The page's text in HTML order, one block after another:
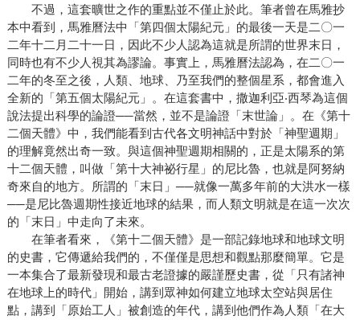
不過，這套曠世之作的重點並不僅止於此。筆者曾在馬雅抄
本中看到，馬雅曆法中「第四個太陽紀元」的最後一天是二〇一
二年十二月二十一日，因此不少人認為這就是所謂的世界末日，
同時也有不少人視其為謬論。事實上，馬雅曆法認為，在二〇一
二年的冬至之後，人類、地球、乃至我們的整個星系，都會進入
全新的「第五個太陽紀元」。在這套書中，撒迦利亞‧西琴為這個
說法提出科學的論證──當然，並不是論證「末世論」。在《第十
二個天體》中，我們能看到古代各文明神話中對於「神聖週期」
的理解竟然出奇一致。與這個神聖週期相關的，正是太陽系的第
十二個天體，叫做「第十大神祕行星」的尼比魯，也就是阿努納
奇來自的地方。所謂的「末日」──就像一萬多年前的大洪水一樣
──是尼比魯週期性接近地球的結果，而人類文明就是在這一次次
的「末日」中走向了未來。
在筆者看來，《第十二個天體》是一部記錄地球和地球文明
的史書，它傳遞給我們的，不僅僅是思想和觀點那麼簡單。它是
一本集合了最新發現和最古老證據的嚴謹歷史書，從「只有諸神
在地球上的時代」開始，講到眾神如何建立地球太空站與居住
點，講到「原始工人」被創造的年代，講到他們作為人類「在大